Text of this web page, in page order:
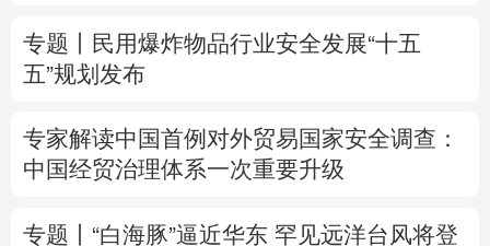
专题丨
民用爆炸物品行业安全发展“十五
五”规划发布
专家解读中国首例对外贸易国家安全调查：
中国经贸治理体系一次重要升级
专题丨 “白海豚”逼近华东 罕见远洋台风将登